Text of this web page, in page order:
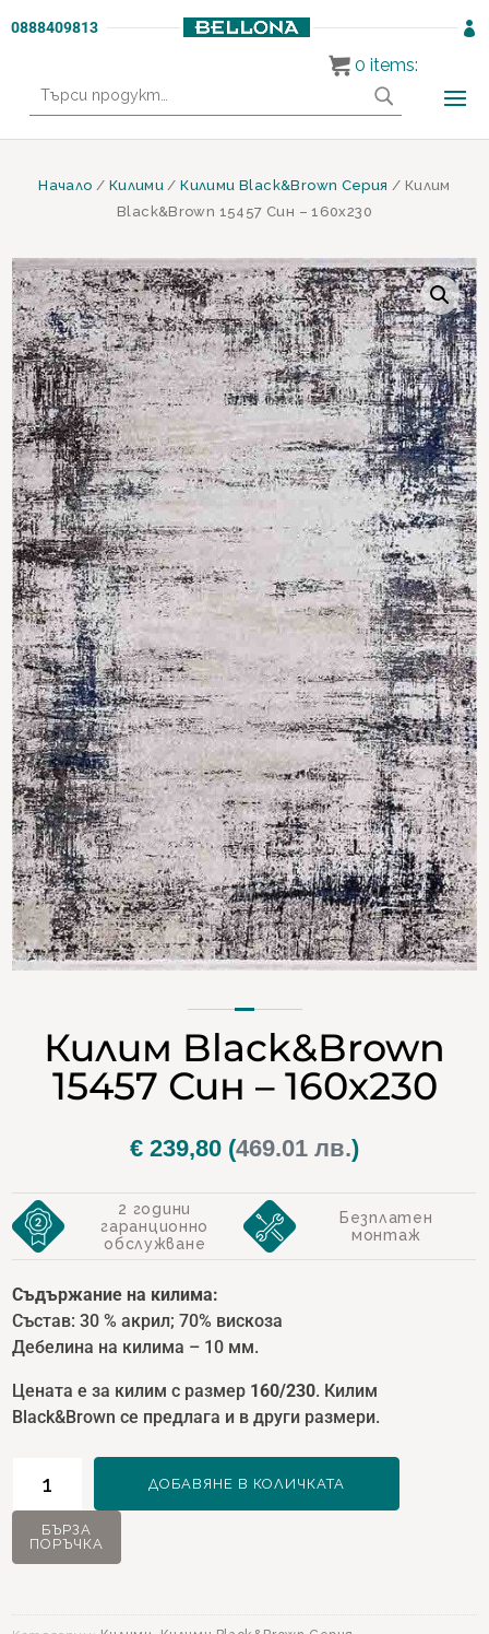
0888409813 
за:
Начало / Килими /Килими Black&Brown Серия / Килим
Black&Brown 15457 Син – 160х230
Килим Black&Brown
15457 Син – 160х230
€ 239,80 (469.01 лв.)
2 години
гаранционно
обслужване
Безплатен
монтаж
Съдържание на килима:
Състав: 30 % акрил; 70% вискоза
Дебелина на килима – 10 мм.
Цената е за килим с размер 160/230. Килим
Black&Brown се предлага и в други размери.
Килим
Black&Brown
-
ДОБАВЯНЕ В КОЛИЧКАТА
БЪРЗА
ПОРЪЧКА
0 items: